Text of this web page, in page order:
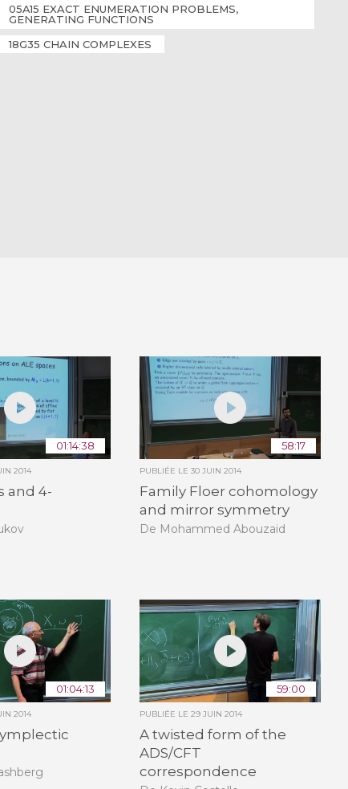
05A15 EXACT ENUMERATION PROBLEMS,
GENERATING FUNCTIONS
18G35 CHAIN COMPLEXES
01:14:38
2014
and 4-
58:17
PUBLIÉE LE 30 JUIN 2014
Family Floer cohomology
and mirror symmetry
De Mohammed Abouzaid
01:04:13
2014
59:00
PUBLIÉE LE 29 JUIN 2014
A twisted form of the
ADS/CFT
correspondence